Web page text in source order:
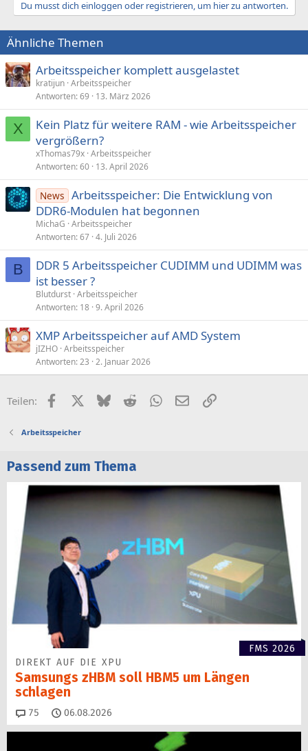
Du musst dich einloggen oder registrieren, um hier zu antworten.
Ähnliche Themen
Arbeitsspeicher komplett ausgelastet
kratijun Arbeitsspeicher
Antworten 69 13. März 2026
X
Kein Platz für weitere RAM - wie Arbeitsspeicher
vergrößern?
xThomas79x Arbeitsspeicher
Antworten 60 13. April 2026
News Arbeitsspeicher: Die Entwicklung von
DDR6-Modulen hat begonnen
MichaG Arbeitsspeicher
Antworten 67 4. Juli 2026
B
DDR 5 Arbeitsspeicher CUDIMM und UDIMM was
ist besser ?
Blutdurst Arbeitsspeicher
Antworten 18 9. April 2026
XMP Arbeitsspeicher auf AMD System
jIZHO Arbeitsspeicher
Antworten 23 2. Januar 2026
Teilen: FacebookX (Twitter)
BlueskyRedditWhatsApp
E-MailLink
Arbeitsspeicher
Passend zum Thema
FMS 2026
DIREKT AUF DIE XPU
Samsungs zHBM soll HBM5 um Längen
schlagen
75 Kommentare
06.08.2026